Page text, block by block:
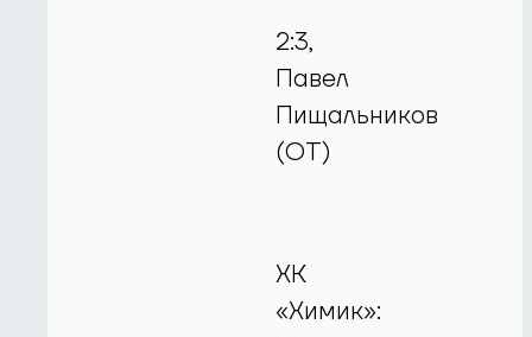
2:3,
Павел
Пищальников
(ОТ)
ХК
«Химик»: